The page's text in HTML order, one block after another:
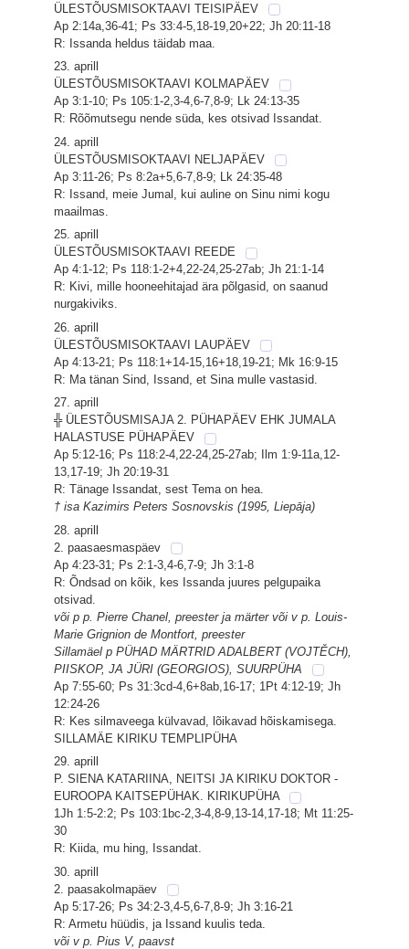
ÜLESTÕUSMISOKTAAVI TEISIPÄEV
Ap 2:14a,36-41; Ps 33:4-5,18-19,20+22; Jh 20:11-18
R: Issanda heldus täidab maa.
23. aprill
ÜLESTÕUSMISOKTAAVI KOLMAPÄEV
Ap 3:1-10; Ps 105:1-2,3-4,6-7,8-9; Lk 24:13-35
R: Rõõmutsegu nende süda, kes otsivad Issandat.
24. aprill
ÜLESTÕUSMISOKTAAVI NELJAPÄEV
Ap 3:11-26; Ps 8:2a+5,6-7,8-9; Lk 24:35-48
R: Issand, meie Jumal, kui auline on Sinu nimi kogu
maailmas.
25. aprill
ÜLESTÕUSMISOKTAAVI REEDE
Ap 4:1-12; Ps 118:1-2+4,22-24,25-27ab; Jh 21:1-14
R: Kivi, mille hooneehitajad ära põlgasid, on saanud
nurgakiviks.
26. aprill
ÜLESTÕUSMISOKTAAVI LAUPÄEV
Ap 4:13-21; Ps 118:1+14-15,16+18,19-21; Mk 16:9-15
R: Ma tänan Sind, Issand, et Sina mulle vastasid.
27. aprill
╬ ÜLESTÕUSMISAJA 2. PÜHAPÄEV EHK JUMALA
HALASTUSE PÜHAPÄEV
Ap 5:12-16; Ps 118:2-4,22-24,25-27ab; Ilm 1:9-11a,12-
13,17-19; Jh 20:19-31
R: Tänage Issandat, sest Tema on hea.
† isa Kazimirs Peters Sosnovskis (1995, Liepāja)
28. aprill
2. paasaesmaspäev
Ap 4:23-31; Ps 2:1-3,4-6,7-9; Jh 3:1-8
R: Õndsad on kõik, kes Issanda juures pelgupaika
otsivad.
või p p. Pierre Chanel, preester ja märter või v p. Louis-
Marie Grignion de Montfort, preester
Sillamäel p PÜHAD MÄRTRID ADALBERT (VOJTĚCH),
PIISKOP, JA JÜRI (GEORGIOS), SUURPÜHA
Ap 7:55-60; Ps 31:3cd-4,6+8ab,16-17; 1Pt 4:12-19; Jh
12:24-26
R: Kes silmaveega külvavad, lõikavad hõiskamisega.
SILLAMÄE KIRIKU TEMPLIPÜHA
29. aprill
P. SIENA KATARIINA, NEITSI JA KIRIKU DOKTOR -
EUROOPA KAITSEPÜHAK. KIRIKUPÜHA
1Jh 1:5-2:2; Ps 103:1bc-2,3-4,8-9,13-14,17-18; Mt 11:25-
30
R: Kiida, mu hing, Issandat.
30. aprill
2. paasakolmapäev
Ap 5:17-26; Ps 34:2-3,4-5,6-7,8-9; Jh 3:16-21
R: Armetu hüüdis, ja Issand kuulis teda.
või v p. Pius V, paavst